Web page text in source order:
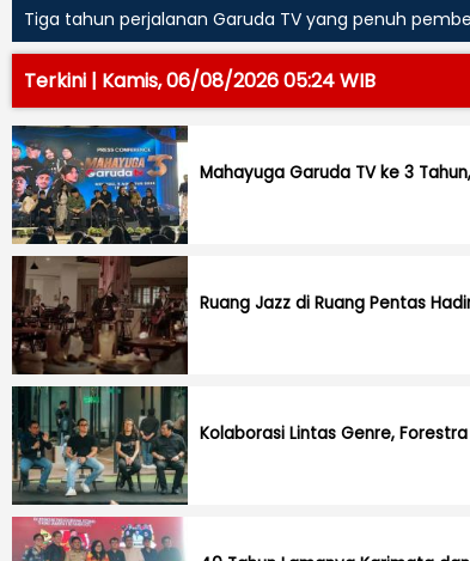
Tiga tahun perjalanan Garuda TV yang penuh
Terkini | Kamis, 06/08/2026 05:24 WIB
Mahayuga Garuda TV ke 3
Ruang Jazz di Ruang Pentas
Kolaborasi Lintas Genre,